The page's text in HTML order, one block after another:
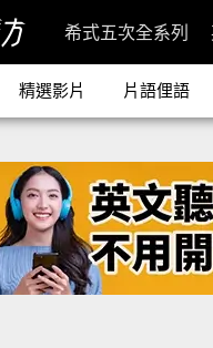
希式五次全系列
精選影片 片語俚語